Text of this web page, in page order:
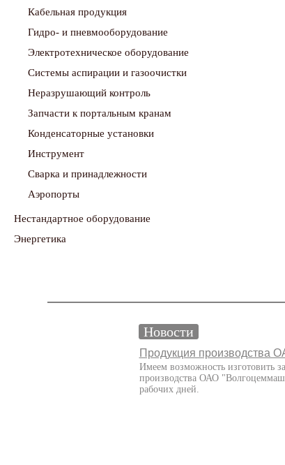
Кабельная продукция
Гидро- и пневмооборудование
Электротехническое оборудование
Системы аспирации и газоочистки
Неразрушающий контроль
Запчасти к портальным кранам
Конденсаторные установки
Инструмент
Сварка и принадлежности
Аэропорты
Нестандартное оборудование
Энергетика
Новости
Продукция производства
Имеем возможность изготовить
производства ОАО
рабочих дней.